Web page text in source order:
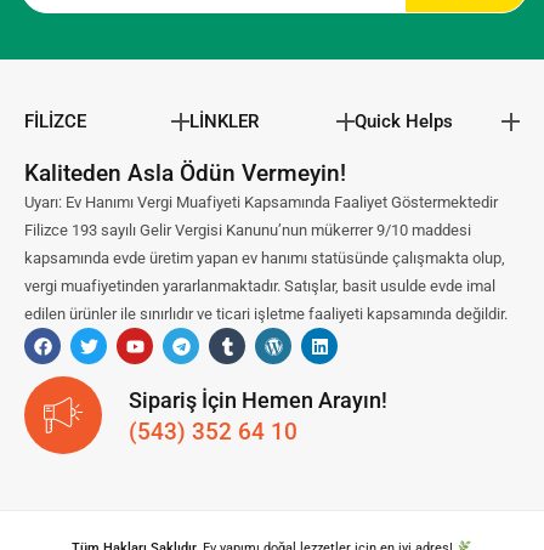
FİLİZCE LİNKLER Quick Helps
Kaliteden Asla Ödün Vermeyin!
Uyarı: Ev Hanımı Vergi Muafiyeti Kapsamında Faaliyet Göstermektedir
Filizce 193 sayılı Gelir Vergisi Kanunu’nun mükerrer 9/10 maddesi
kapsamında evde üretim yapan ev hanımı statüsünde çalışmakta olup,
vergi muafiyetinden yararlanmaktadır. Satışlar, basit usulde evde imal
edilen ürünler ile sınırlıdır ve ticari işletme faaliyeti kapsamında değildir.
Sipariş İçin Hemen Arayın!
(543) 352 64 10